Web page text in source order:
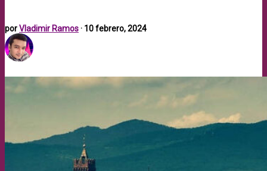
porVladimir Ramos· 10 febrero, 2024